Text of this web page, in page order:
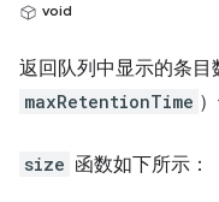
void
返回队列中显示的条
maxRetentionTime
size 函数如下所示：